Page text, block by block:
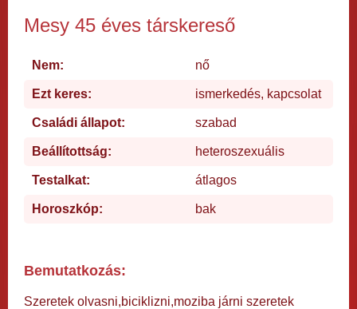
Mesy 45 éves társkereső
Nem: nő
Ezt keres: ismerkedés, kapcsolat
Családi állapot: szabad
Beállítottság: heteroszexuális
Testalkat: átlagos
Horoszkóp: bak
Bemutatkozás:
Szeretek olvasni,biciklizni,moziba járni szeretek